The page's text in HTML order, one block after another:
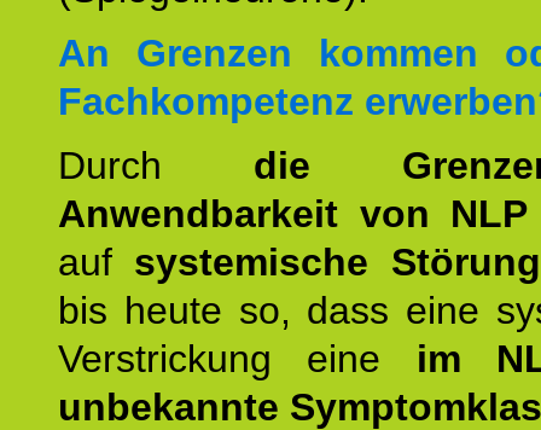
An Grenzen kommen
Fachkompetenz
Durch die
Anwendbarkeit von NLP
auf systemische
bis heute so, dass eine
Verstrickung eine im
unbekannte